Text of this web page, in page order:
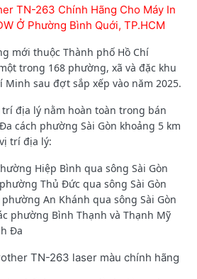
TN-263 Chính Hãng Cho Máy In
Ở Phường Bình Quới, TP.HCM
mới thuộc Thành phố Hồ Chí
trong 168 phường, xã và đặc khu
Minh sau đợt sắp xếp vào năm 2025.
địa lý nằm hoàn toàn trong bán
cách phường Sài Gòn khoảng 5 km
trí địa lý:
Hiệp Bình qua sông Sài Gòn
Thủ Đức qua sông Sài Gòn
An Khánh qua sông Sài Gòn
phường Bình Thạnh và Thạnh Mỹ
Đa
TN-263 laser màu chính hãng